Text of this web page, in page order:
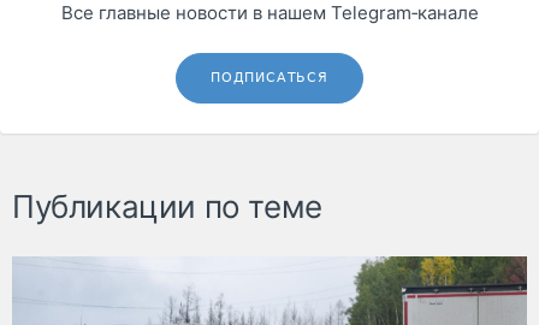
Все главные новости в нашем Telegram‑канале
ПОДПИСАТЬСЯ
Публикации по теме